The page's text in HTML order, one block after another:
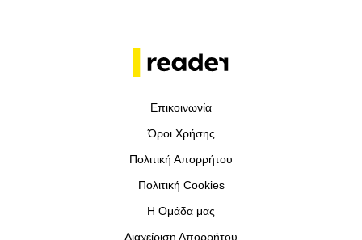
Επικοινωνία
Όροι Χρήσης
Πολιτική Απορρήτου
Πολιτική Cookies
Η Ομάδα μας
Διαχείριση Απορρήτου